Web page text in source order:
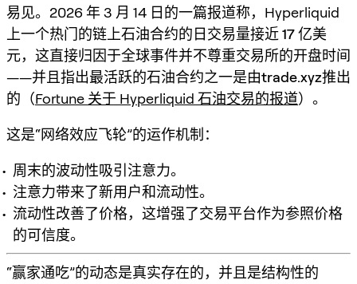
易见。2026 年 3 月 14 日的一篇报道称，Hyperliquid
上一个热门的链上石油合约的日交易量接近 17 亿美
元，这直接归因于全球事件并不尊重交易所的开盘时间
——并且指出最活跃的石油合约之一是由trade.xyz推出
的（Fortune 关于 Hyperliquid 石油交易的报道）。
这是“网络效应飞轮”的运作机制：
周末的波动性吸引注意力。
注意力带来了新用户和流动性。
流动性改善了价格，这增强了交易平台作为参照价格
的可信度。
“赢家通吃”的动态是真实存在的，并且是结构性的